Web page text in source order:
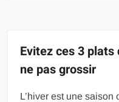
Evitez ces 3 plats
ne pas grossir
L’hiver est une saison